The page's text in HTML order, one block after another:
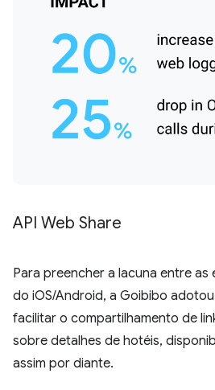
API Web Share
Para preencher a lacuna entre as
do iOS/Android, a Goibibo
facilitar o compartilhamento de
sobre detalhes de hotéis,
assim por diante.